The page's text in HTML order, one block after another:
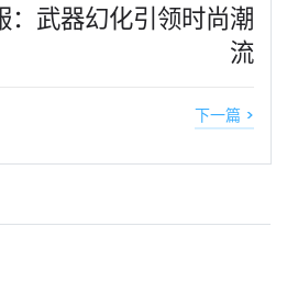
：武器幻化引领时尚潮
流
下一篇 >